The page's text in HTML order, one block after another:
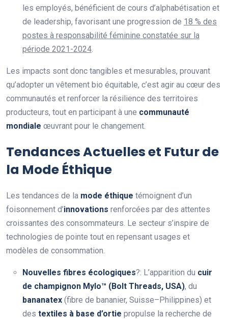
les employés, bénéficient de cours d’alphabétisation et
de leadership, favorisant une progression de 18 % des
postes à responsabilité féminine constatée sur la
période 2021-2024
Les impacts sont donc tangibles et mesurables, prouvant
qu’adopter un vêtement bio équitable, c’est agir au cœur des
communautés et renforcer la résilience des territoires
producteurs, tout en participant à une communauté
mondiale œuvrant pour le changement.
Tendances Actuelles et Futur de
la Mode Éthique
Les tendances de la mode éthique témoignent d’un
foisonnement d’innovations renforcées par des attentes
croissantes des consommateurs. Le secteur s’inspire de
technologies de pointe tout en repensant usages et
modèles de consommation.
Nouvelles fibres écologiques?: L’apparition du cuir
de champignon Mylo™ (Bolt Threads, USA), du
bananatex (fibre de bananier, Suisse–Philippines) et
des textiles à base d’ortie propulse la recherche de